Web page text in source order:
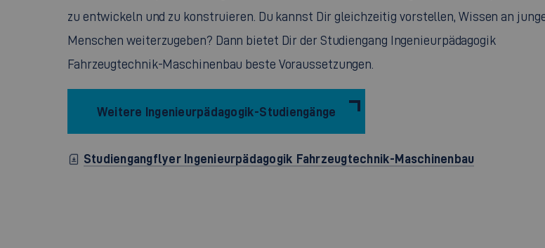
zu entwickeln und zu konstruieren. Du kannst Dir gleichzeitig vorstellen, Wissen an
Menschen weiterzugeben? Dann bietet Dir der Studiengang Ingenieurpädagogik
Fahrzeugtechnik-Maschinenbau beste Voraussetzungen.
Weitere Ingenieurpädagogik-Studiengänge
Studiengangflyer Ingenieurpädagogik Fahrzeugtechnik-Maschinenbau